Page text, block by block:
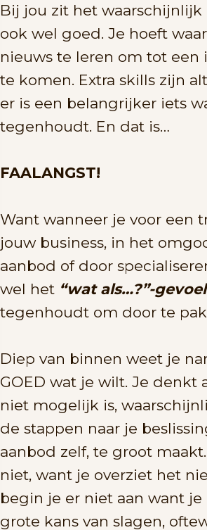
Bij jou zit het waarschijnlijk
ook wel goed. Je hoeft
nieuws te leren om tot een
te komen. Extra skills zijn
er is een belangrijker iets
tegenhoudt. En dat is…
FAALANGST!
Want wanneer je voor een
jouw business, in het
aanbod of door
wel het “wat als…?”-gevoel
tegenhoudt om door te
Diep van binnen weet je
GOED wat je wilt. Je denkt
niet mogelijk is,
de stappen naar je
aanbod zelf, te groot
niet, want je overziet het
begin je er niet aan want
grote kans van slagen,